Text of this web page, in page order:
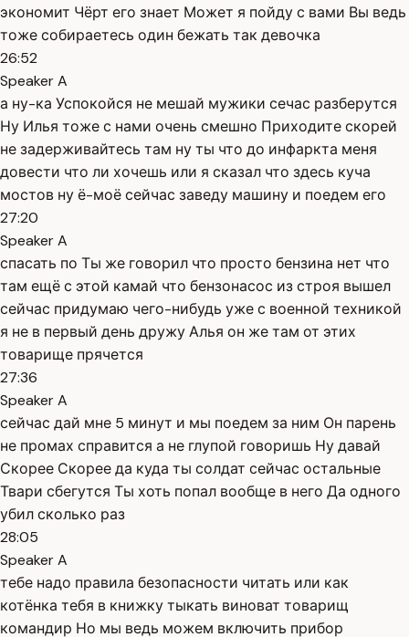
экономит Чёрт его знает Может я пойду с вами Вы ведь
тоже собираетесь один бежать так девочка
26:52
Speaker A
а ну-ка Успокойся не мешай мужики сечас разберутся
Ну Илья тоже с нами очень смешно Приходите скорей
не задерживайтесь там ну ты что до инфаркта меня
довести что ли хочешь или я сказал что здесь куча
мостов ну ё-моё сейчас заведу машину и поедем его
27:20
Speaker A
спасать по Ты же говорил что просто бензина нет что
там ещё с этой камай что бензонасос из строя вышел
сейчас придумаю чего-нибудь уже с военной техникой
я не в первый день дружу Алья он же там от этих
товарище прячется
27:36
Speaker A
сейчас дай мне 5 минут и мы поедем за ним Он парень
не промах справится а не глупой говоришь Ну давай
Скорее Скорее да куда ты солдат сейчас остальные
Твари сбегутся Ты хоть попал вообще в него Да одного
убил сколько раз
28:05
Speaker A
тебе надо правила безопасности читать или как
котёнка тебя в книжку тыкать виноват товарищ
командир Но мы ведь можем включить прибор